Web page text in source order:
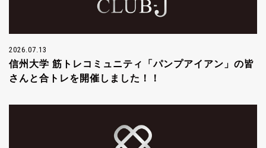
2026.07.13
信州大学 筋トレコミュニティ「パンプアイアン」の皆
さんと合トレを開催しました！！